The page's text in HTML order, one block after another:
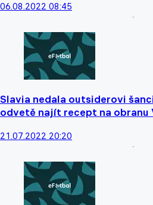
06.08.2022 08:45
Slavia nedala outsiderovi
odvetě najít recept na obranu
21.07.2022 20:20